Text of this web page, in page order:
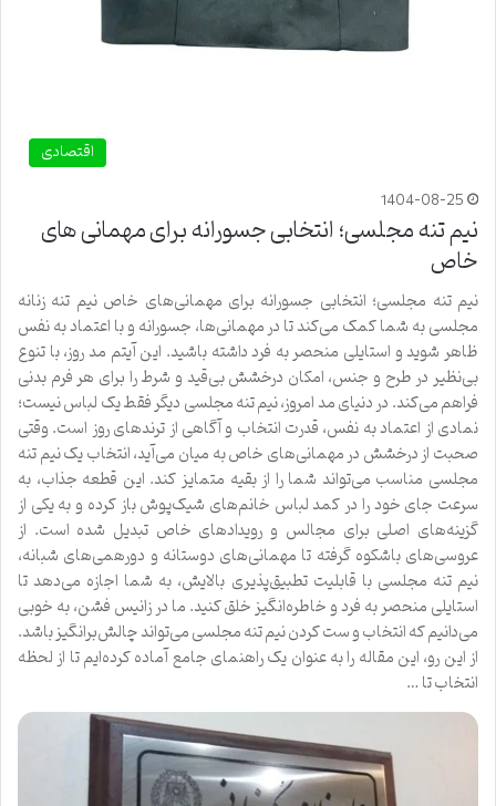
اقتصادی
1404-08-25
نیم تنه مجلسی؛ انتخابی جسورانه برای مهمانی های
خاص
نیم تنه مجلسی؛ انتخابی جسورانه برای مهمانی‌های خاص نیم تنه زنانه
مجلسی به شما کمک می‌کند تا در مهمانی‌ها، جسورانه و با اعتماد به نفس
ظاهر شوید و استایلی منحصر به فرد داشته باشید. این آیتم مد روز، با تنوع
بی‌نظیر در طرح و جنس، امکان درخشش بی‌قید و شرط را برای هر فرم بدنی
فراهم می‌کند. در دنیای مد امروز، نیم تنه مجلسی دیگر فقط یک لباس نیست؛
نمادی از اعتماد به نفس، قدرت انتخاب و آگاهی از ترندهای روز است. وقتی
صحبت از درخشش در مهمانی‌های خاص به میان می‌آید، انتخاب یک نیم تنه
مجلسی مناسب می‌تواند شما را از بقیه متمایز کند. این قطعه جذاب، به
سرعت جای خود را در کمد لباس خانم‌های شیک‌پوش باز کرده و به یکی از
گزینه‌های اصلی برای مجالس و رویدادهای خاص تبدیل شده است. از
عروسی‌های باشکوه گرفته تا مهمانی‌های دوستانه و دورهمی‌های شبانه،
نیم تنه مجلسی با قابلیت تطبیق‌پذیری بالایش، به شما اجازه می‌دهد تا
استایلی منحصر به فرد و خاطره‌انگیز خلق کنید. ما در زانیس فشن، به خوبی
می‌دانیم که انتخاب و ست کردن نیم تنه مجلسی می‌تواند چالش‌برانگیز باشد.
از این رو، این مقاله را به عنوان یک راهنمای جامع آماده کرده‌ایم تا از لحظه
انتخاب تا …